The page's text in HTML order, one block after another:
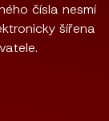
čísla nesmí
šířena